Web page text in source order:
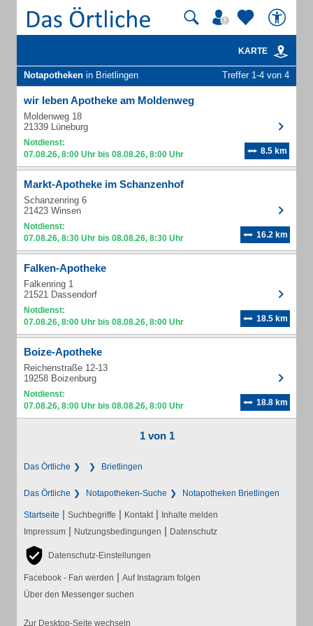
KARTE
Notapotheken in Brietlingen Treffer 1-4 von 4
wir leben Apotheke am Moldenweg
Moldenweg 18
21339 Lüneburg
Notdienst:
07.08.26, 8:00 Uhr bis 08.08.26, 8:00 Uhr
8.5 km
Markt-Apotheke im Schanzenhof
Schanzenring 6
21423 Winsen
Notdienst:
07.08.26, 8:30 Uhr bis 08.08.26, 8:30 Uhr
16.2 km
Falken-Apotheke
Falkenring 1
21521 Dassendorf
Notdienst:
07.08.26, 8:00 Uhr bis 08.08.26, 8:00 Uhr
18.5 km
Boize-Apotheke
Reichenstraße 12-13
19258 Boizenburg
Notdienst:
07.08.26, 8:00 Uhr bis 08.08.26, 8:00 Uhr
18.8 km
1 von 1
Das Örtliche Brietlingen
Das Örtliche Notapotheken-Suche Notapotheken Brietlingen
Startseite | Suchbegriffe | Kontakt | Inhalte melden
Impressum | Nutzungsbedingungen | Datenschutz
Datenschutz-Einstellungen
Facebook - Fan werden | Auf Instagram folgen
Über den Messenger suchen
Zur Desktop-Seite wechseln